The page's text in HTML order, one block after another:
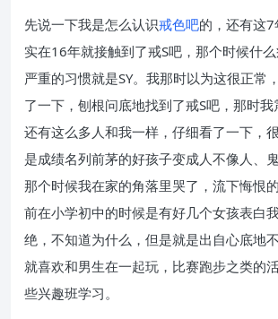
先说一下我是怎么认识戒色吧的，还有这
实在16年就接触到了戒S吧，那个时候什
严重的习惯就是SY。我那时以为这很正常
了一下，刨根问底地找到了戒S吧，那时
还有这么多人和我一样，仔细看了一下，
是成绩名列前茅的好孩子变成人不像人、
那个时候我在家的角落里哭了，流下悔恨
前在小学初中的时候是有好几个女孩表白
绝，不知道为什么，但是就是出自心底地
就喜欢和男生在一起玩，比赛跑步之类的
些兴趣班学习。